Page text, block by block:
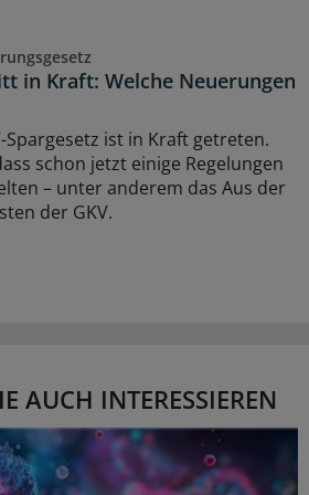
in Kraft: Welche Neuerungen
ist in Kraft getreten.
schon jetzt einige Regelungen
– unter anderem das Aus der
der GKV.
AUCH INTERESSIEREN